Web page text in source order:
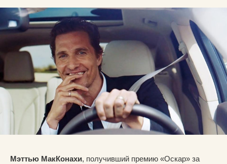
Мэттью МакКонахи, получивший премию «Оскар» за